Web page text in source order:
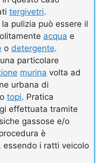
tergivetri.
pulizia può essere il
acqua e
o detergente.
particolare
murina volta ad
urbana di
topi. Pratica
effettuata tramite
gassose e/o
è
essendo i ratti veicolo